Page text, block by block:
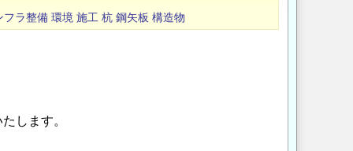
フラ整備 環境 施工 杭 鋼矢板 構造物
します。